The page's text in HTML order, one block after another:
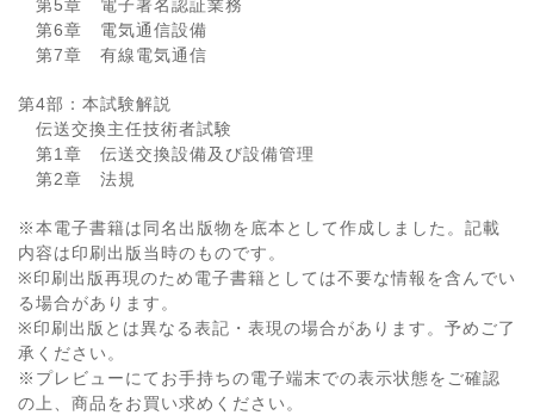
第5章 電子署名認証業務
第6章 電気通信設備
第7章 有線電気通信
第4部：本試験解説
伝送交換主任技術者試験
第1章 伝送交換設備及び設備管理
第2章 法規
※本電子書籍は同名出版物を底本として作成しました。記載
内容は印刷出版当時のものです。
※印刷出版再現のため電子書籍としては不要な情報を含んでい
る場合があります。
※印刷出版とは異なる表記・表現の場合があります。予めご了
承ください。
※プレビューにてお手持ちの電子端末での表示状態をご確認
の上、商品をお買い求めください。